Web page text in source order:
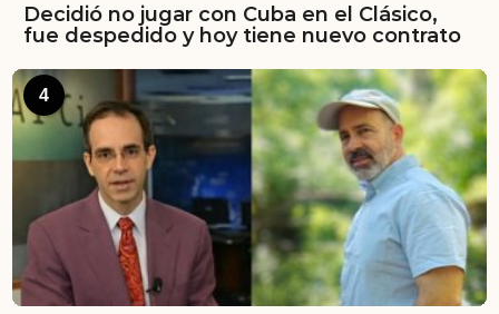
Decidió no jugar con Cuba en el Clásico,
fue despedido y hoy tiene nuevo contrato
4